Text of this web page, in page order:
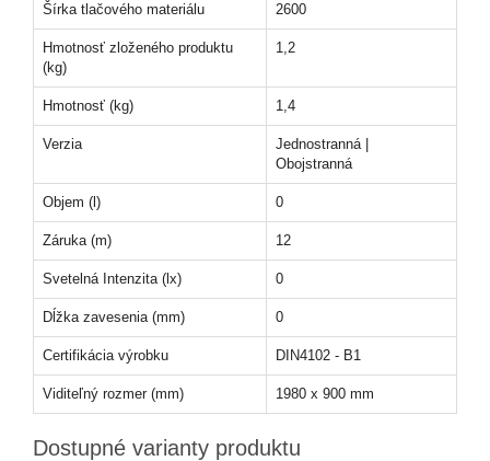
Šírka tlačového materiálu 2600
Hmotnosť zloženého produktu
(kg)
1,2
Hmotnosť (kg) 1,4
Verzia
Jednostranná |
Obojstranná
Objem (l) 0
Záruka (m) 12
Svetelná Intenzita (lx) 0
Dĺžka zavesenia (mm) 0
Certifikácia výrobku DIN4102 - B1
Viditeľný rozmer (mm) 1980 x 900 mm
Dostupné varianty produktu